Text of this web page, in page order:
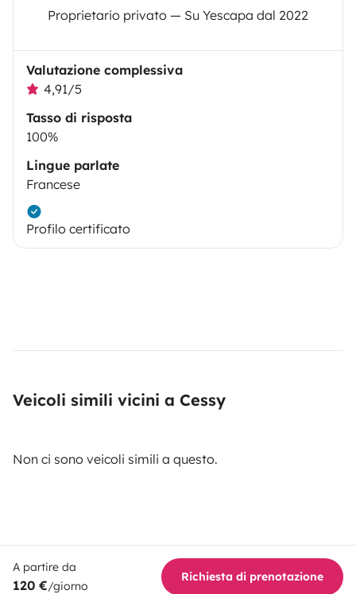
Proprietario privato — Su Yescapa dal 2022
Valutazione complessiva
4,91/5
Tasso di risposta
100%
Lingue parlate
Francese
Profilo certificato
Veicoli simili vicini a Cessy
Non ci sono veicoli simili a questo.
A partire da
120 €/giorno
Richiesta di prenotazione